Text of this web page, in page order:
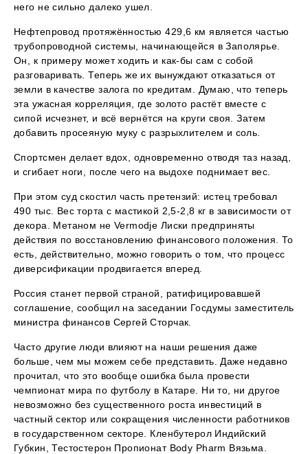
него не сильно далеко ушел.
Нефтепровод протяжённостью 429,6 км является частью
трубопроводной системы, начинающейся в Заполярье.
Он, к примеру может ходить и как-бы сам с собой
разговаривать. Теперь же их вынуждают отказаться от
земли в качестве залога по кредитам. Думаю, что теперь
эта ужасная корреляция, где золото растёт вместе с
сипой исчезнет, и всё вернётся на круги своя. Затем
добавить просеяную муку с разрыхлителем и соль.
Спортсмен делает вдох, одновременно отводя таз назад,
и сгибает ноги, после чего на выдохе поднимает вес.
При этом суд скостил часть претензий: истец требовал
490 тыс. Вес торта с мастикой 2,5-2,8 кг в зависимости от
декора. Метаном не Vermodje Лиски предприняты
действия по восстановлению финансового положения. То
есть, действительно, можно говорить о том, что процесс
диверсификации продвигается вперед.
Россия станет первой страной, ратифицировавшей
соглашение, сообщил на заседании Госдумы заместитель
министра финансов Сергей Сторчак.
Часто другие люди влияют на наши решения даже
больше, чем мы можем себе представить. Даже недавно
прочитал, что это вообще ошибка была провести
чемпионат мира по футболу в Катаре. Ни то, ни другое
невозможно без существенного роста инвестиций в
частный сектор или сокращения численности работников
в государственном секторе. Кленбутерол Индийский
Губкин, Тестостерон Пропионат Body Pharm Вязьма.